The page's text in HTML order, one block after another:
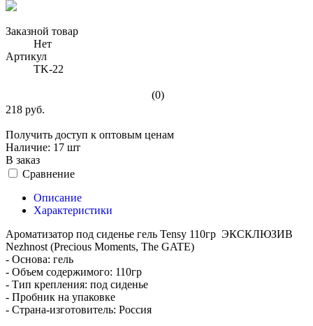
Заказной товар
Нет
Артикул
TK-22
(0)
218 руб.
Получить доступ к оптовым ценам
Наличие: 17 шт
В заказ
Сравнение
Описание
Характеристики
Ароматизатор под сиденье гель Tensy 110гр ЭКСКЛЮЗИВ
Nezhnost (Precious Moments, The GATE)
- Основа: гель
- Объем содержимого: 110гр
- Тип крепления: под сиденье
- Пробник на упаковке
- Страна-изготовитель: Россия